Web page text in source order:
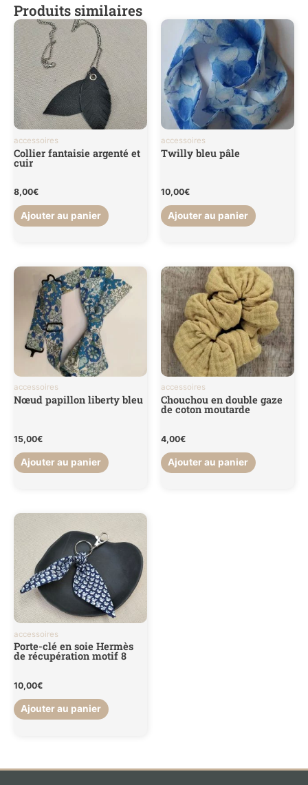
Produits similaires
accessoires
Collier fantaisie argenté et
cuir
8,00€
Ajouter au panier
accessoires
Twilly bleu pâle
10,00€
Ajouter au panier
accessoires
Nœud papillon liberty bleu
15,00€
Ajouter au panier
accessoires
Chouchou en double gaze
de coton moutarde
4,00€
Ajouter au panier
accessoires
Porte-clé en soie Hermès
de récupération motif 8
10,00€
Ajouter au panier